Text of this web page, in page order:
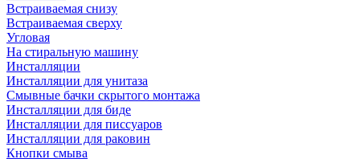
Встраиваемая снизу
Встраиваемая сверху
Угловая
На стиральную машину
Инсталляции
Инсталляции для унитаза
Смывные бачки скрытого монтажа
Инсталляции для биде
Инсталляции для писсуаров
Инсталляции для раковин
Кнопки смыва